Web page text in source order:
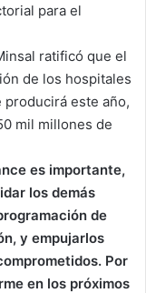
para el
ratificó que el
de los hospitales
producirá este año,
mil millones de
es importante,
los demás
de
y empujarlos
Por
en los próximos